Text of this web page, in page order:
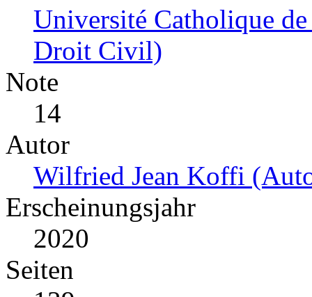
Université Catholique
Droit Civil)
Note
14
Autor
Wilfried Jean Koffi
Erscheinungsjahr
2020
Seiten